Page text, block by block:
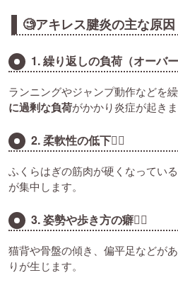
🧐アキレス腱炎の主な原因
1. 繰り返しの負荷（オーバ
ランニングやジャンプ動作などを繰
に過剰な負荷がかかり炎症が起きま
2. 柔軟性の低下🧘‍♀️
ふくらはぎの筋肉が硬くなってい
が集中します。
3. 姿勢や歩き方の癖🚶‍♂️
猫背や骨盤の傾き、偏平足などが
りが生じます。